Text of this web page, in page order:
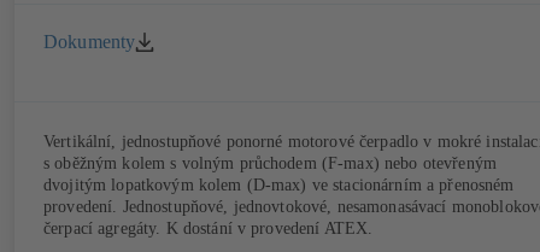
Dokumenty
Vertikální, jednostupňové ponorné motorové čerpadlo v mokré
s oběžným kolem s volným průchodem (F-max) nebo otevřeným
dvojitým lopatkovým kolem (D-max) ve stacionárním a přenosném
provedení. Jednostupňové, jednovtokové, nesamonasávací
čerpací agregáty. K dostání v provedení ATEX.